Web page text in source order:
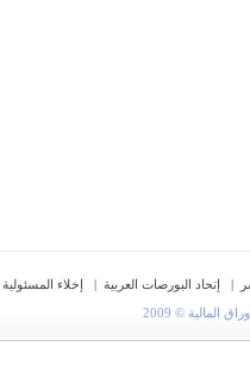
| إتحاد البورصات العربية |
إخلاء المسئولية
© 2009